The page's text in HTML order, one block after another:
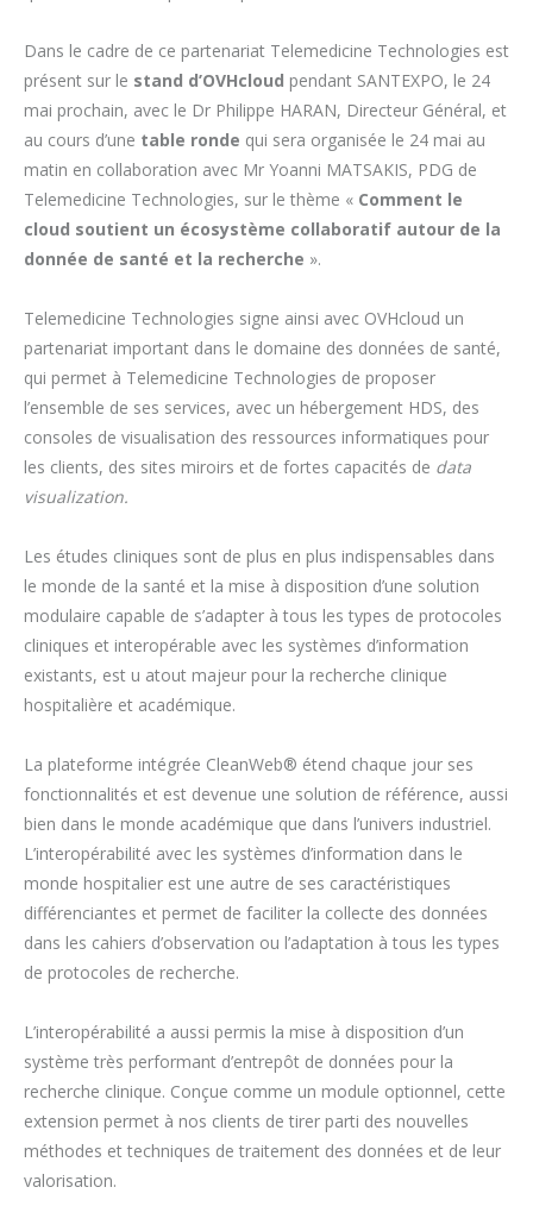
Dans le cadre de ce partenariat Telemedicine Technologies est
présent sur le stand d’OVHcloud pendant SANTEXPO, le 24
mai prochain, avec le Dr Philippe HARAN, Directeur Général, et
au cours d’une table ronde qui sera organisée le 24 mai au
matin en collaboration avec Mr Yoanni MATSAKIS, PDG de
Telemedicine Technologies, sur le thème « Comment le
cloud soutient un écosystème collaboratif autour de la
donnée de santé et la recherche ».
Telemedicine Technologies signe ainsi avec OVHcloud un
partenariat important dans le domaine des données de santé,
qui permet à Telemedicine Technologies de proposer
l’ensemble de ses services, avec un hébergement HDS, des
consoles de visualisation des ressources informatiques pour
les clients, des sites miroirs et de fortes capacités de data
visualization.
Les études cliniques sont de plus en plus indispensables dans
le monde de la santé et la mise à disposition d’une solution
modulaire capable de s’adapter à tous les types de protocoles
cliniques et interopérable avec les systèmes d’information
existants, est u atout majeur pour la recherche clinique
hospitalière et académique.
La plateforme intégrée CleanWeb® étend chaque jour ses
fonctionnalités et est devenue une solution de référence, aussi
bien dans le monde académique que dans l’univers industriel.
L’interopérabilité avec les systèmes d’information dans le
monde hospitalier est une autre de ses caractéristiques
différenciantes et permet de faciliter la collecte des données
dans les cahiers d’observation ou l’adaptation à tous les types
de protocoles de recherche.
L’interopérabilité a aussi permis la mise à disposition d’un
système très performant d’entrepôt de données pour la
recherche clinique. Conçue comme un module optionnel, cette
extension permet à nos clients de tirer parti des nouvelles
méthodes et techniques de traitement des données et de leur
valorisation.